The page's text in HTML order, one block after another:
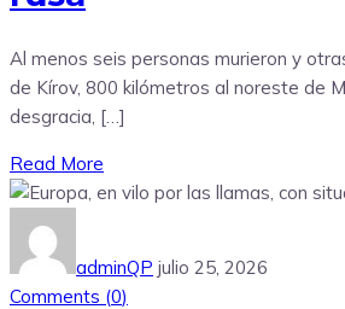
Al menos seis personas murieron y
de Kírov, 800 kilómetros al noreste de
desgracia, […]
Read More
adminQP julio 25, 2026
Comments (0)